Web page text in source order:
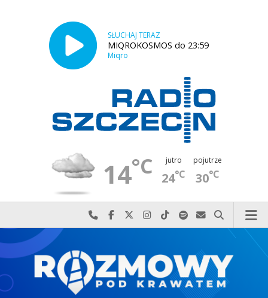
SŁUCHAJ TERAZ
MIQROKOSMOS do 23:59
Miqro
14°C jutro
24°C
pojutrze
30°C
Najlepiej po prostu do nas zadzwoń
Odwiedź nas na Facebook-u
Odwiedź nas na X
Odwiedź nas na Instagram-ie
Odwiedź nas na TikTok-u
Szukaj nas na Spotify
Wyślij do nas
Szukaj